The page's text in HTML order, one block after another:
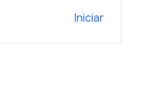
Iniciar